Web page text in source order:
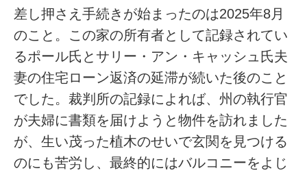
差し押さえ手続きが始まったのは2025年8月
のこと。この家の所有者として記録されてい
るポール氏とサリー・アン・キャッシュ氏夫
妻の住宅ローン返済の延滞が続いた後のこと
でした。裁判所の記録によれば、州の執行官
が夫婦に書類を届けようと物件を訪れました
が、生い茂った植木のせいで玄関を見つける
のにも苦労し、最終的にはバルコニーをよじ